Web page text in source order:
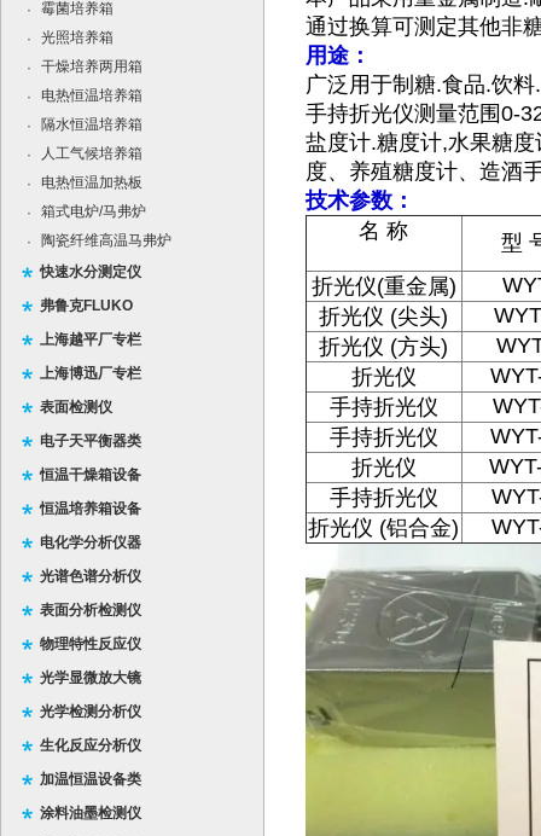
·
霉菌培养箱
·
光照培养箱
·
干燥培养两用箱
·
电热恒温培养箱
·
隔水恒温培养箱
·
人工气候培养箱
·
电热恒温加热板
·
箱式电炉/马弗炉
·
陶瓷纤维高温马弗炉
快速水分测定仪
弗鲁克FLUKO
上海越平厂专栏
上海博迅厂专栏
表面检测仪
电子天平衡器类
恒温干燥箱设备
恒温培养箱设备
电化学分析仪器
光谱色谱分析仪
表面分析检测仪
物理特性反应仪
光学显微放大镜
光学检测分析仪
生化反应分析仪
加温恒温设备类
涂料油墨检测仪
通过换算可测定其他非
用途：
广泛用于制糖.食品.饮料.
手持折光仪测量范围 0-
盐度计.糖度计,水果糖度
度、养殖糖度计、造酒
技术参数：
名 称 型
折光仪(重金属)
折光仪 (尖头)
折光仪 (方头)
折光仪
手持折光仪
手持折光仪
折光仪
手持折光仪
折光仪 (铝合金)